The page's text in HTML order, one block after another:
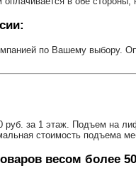
по Вашему выбору.
за 1 этаж. Подъем на
стоимость подъема
весом более 50